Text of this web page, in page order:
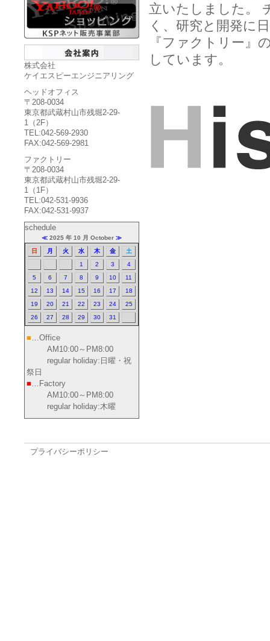
株式会社
ケイエスピーエンジニアリング
ヘッドオフィス
〒208-0034
東京都武蔵村山市残堀2-29-
1（2F）
TEL:042-569-2930
FAX:042-569-2981
ファクトリー
〒208-0034
東京都武蔵村山市残堀2-29-
1（1F）
TEL:042-531-9936
FAX:042-531-9937
schedule
≪ 2025 年 10 月 October ≫
日
月 火 水 木 金
土
1
2 3
4
5
6 7 8 9 10
11
12
13 14 15 16 17
18
19
20 21 22 23 24
25
26
27 28 29 30 31
■…Office
AM10:00～PM8:00
regular holiday:日曜・祝
祭日
■…Factory
AM10:00～PM8:00
regular holiday:木曜
立いたしました。
く、研究と開発に
『ファクトリー』
しています。
プライバシーポリシー